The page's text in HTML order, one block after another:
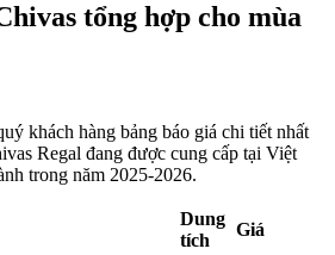
tổng hợp cho mùa
khách hàng bảng báo giá chi tiết nhất
Regal đang được cung cấp tại Việt
trong năm 2025-2026.
Dung
tích
Giá